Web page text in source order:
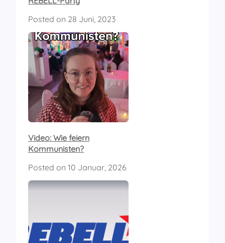
Posted on 28 Juni, 2023
Video: Wie feiern
Kommunisten?
Posted on 10 Januar, 2026